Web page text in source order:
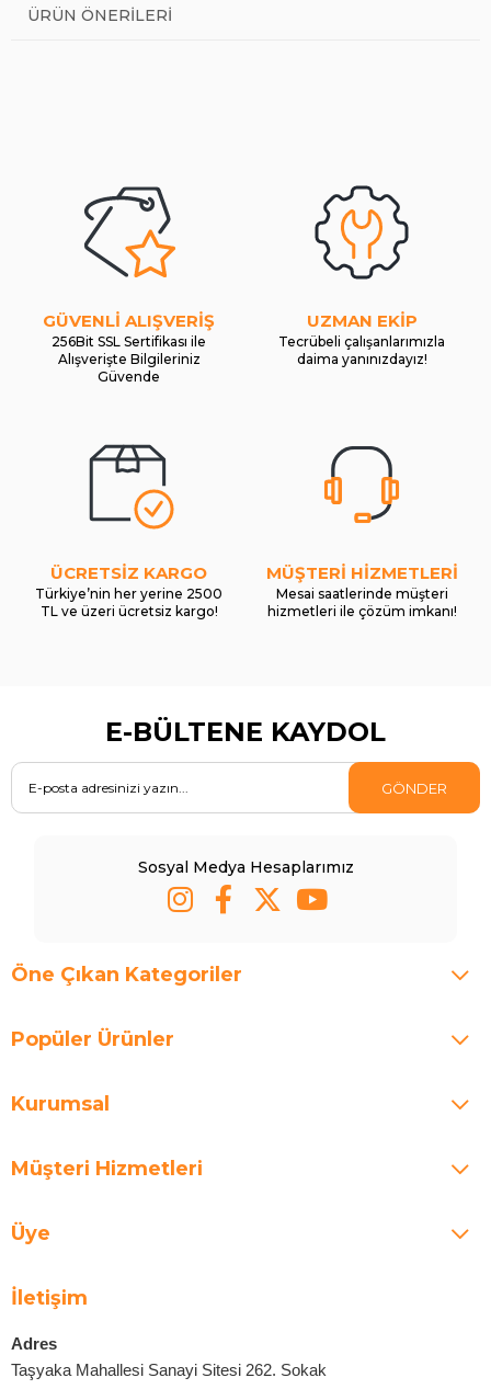
ÜRÜN ÖNERILERI
GÜVENLİ ALIŞVERİŞ
256Bit SSL Sertifikası ile
Alışverişte Bilgileriniz
Güvende
UZMAN EKİP
Tecrübeli çalışanlarımızla
daima yanınızdayız!
ÜCRETSİZ KARGO
Türkiye’nin her yerine 2500
TL ve üzeri ücretsiz kargo!
MÜŞTERİ HİZMETLERİ
Mesai saatlerinde müşteri
hizmetleri ile çözüm imkanı!
E-BÜLTENE KAYDOL
GÖNDER
Sosyal Medya Hesaplarımız
Öne Çıkan Kategoriler
Popüler Ürünler
Kurumsal
Müşteri Hizmetleri
Üye
İletişim
Adres
Taşyaka Mahallesi Sanayi Sitesi 262. Sokak